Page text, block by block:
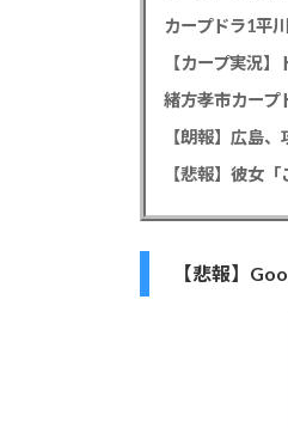
【カープ実況
緒方孝市カープ
【朗報】広島
【悲報】